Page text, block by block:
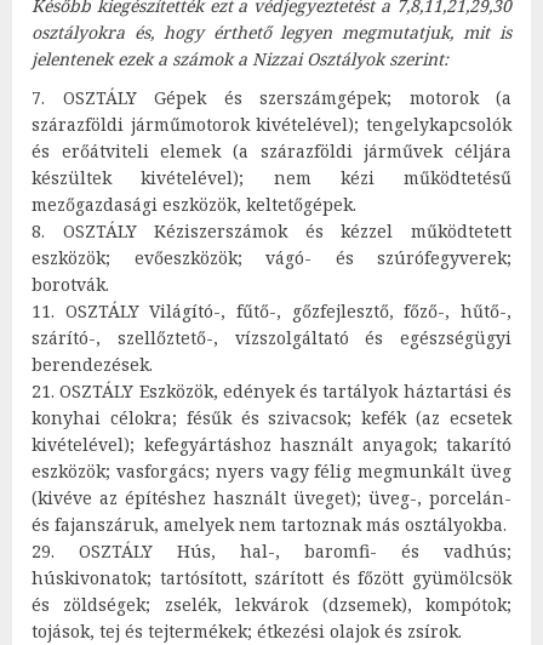
Később kiegészítették ezt a védjegyeztetést a 7,8,11,21,29,30
osztályokra és, hogy érthető legyen megmutatjuk, mit is
jelentenek ezek a számok a Nizzai Osztályok szerint:
7. OSZTÁLY Gépek és szerszámgépek; motorok (a
szárazföldi járműmotorok kivételével); tengelykapcsolók
és erőátviteli elemek (a szárazföldi járművek céljára
készültek kivételével); nem kézi működtetésű
mezőgazdasági eszközök, keltetőgépek.
8. OSZTÁLY Kéziszerszámok és kézzel működtetett
eszközök; evőeszközök; vágó- és szúrófegyverek;
borotvák.
11. OSZTÁLY Világító-, fűtő-, gőzfejlesztő, főző-, hűtő-,
szárító-, szellőztető-, vízszolgáltató és egészségügyi
berendezések.
21. OSZTÁLY Eszközök, edények és tartályok háztartási és
konyhai célokra; fésűk és szivacsok; kefék (az ecsetek
kivételével); kefegyártáshoz használt anyagok; takarító
eszközök; vasforgács; nyers vagy félig megmunkált üveg
(kivéve az építéshez használt üveget); üveg-, porcelán-
és fajanszáruk, amelyek nem tartoznak más osztályokba.
29. OSZTÁLY Hús, hal-, baromfi- és vadhús;
húskivonatok; tartósított, szárított és főzött gyümölcsök
és zöldségek; zselék, lekvárok (dzsemek), kompótok;
tojások, tej és tejtermékek; étkezési olajok és zsírok.